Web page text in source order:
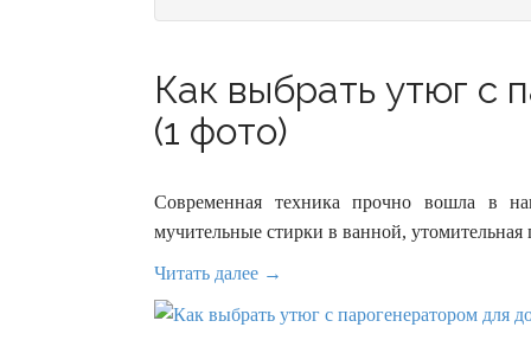
Как выбрать утюг с
(1 фото)
Современная техника прочно вошла в
мучительные стирки в ванной,
Читать далее →